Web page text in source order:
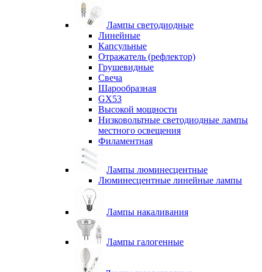
Лампы светодиодные
Линейные
Капсульные
Отражатель (рефлектор)
Грушевидные
Свеча
Шарообразная
GX53
Высокой мощности
Низковольтные светодиодные лампы
местного освещения
Филаментная
Лампы люминесцентные
Люминесцентные линейные лампы
Лампы накаливания
Лампы галогенные